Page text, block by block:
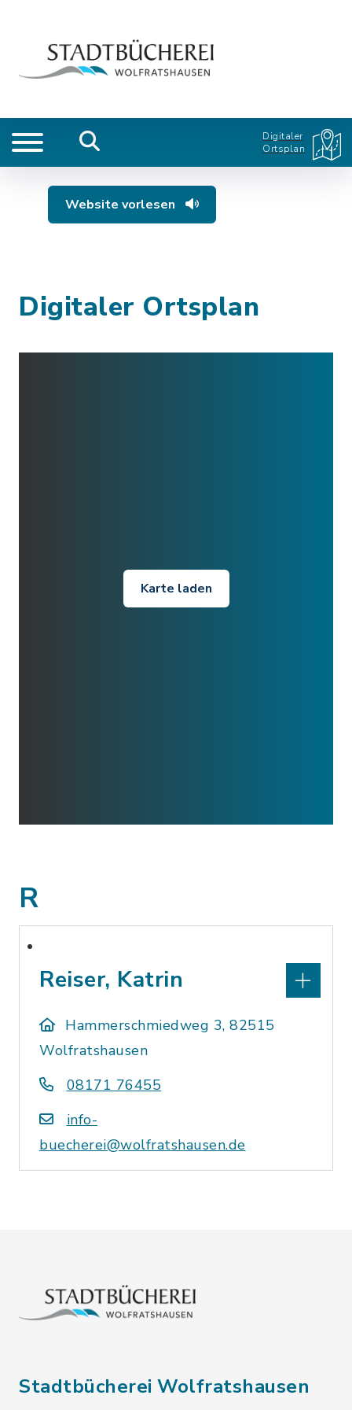
Digitaler
Ortsplan
Website vorlesen
Digitaler Ortsplan
Karte laden
R
Reiser, Katrin
Hammerschmiedweg 3, 82515
Wolfratshausen
08171 76455
info-
buecherei@wolfratshausen.de
Stadtbücherei Wolfratshausen